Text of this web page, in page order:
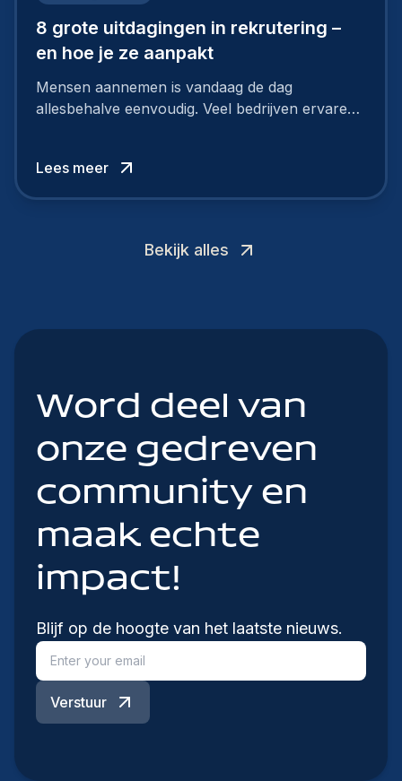
8 grote uitdagingen in rekrutering –
en hoe je ze aanpakt
Mensen aannemen is vandaag de dag
allesbehalve eenvoudig. Veel bedrijven ervaren
zoeken meer dan alleen een salaris.
Lees meer
Bekijk alles
Word deel van
onze gedreven
community en
maak echte
impact!
Blijf op de hoogte van het laatste nieuws.
Verstuur